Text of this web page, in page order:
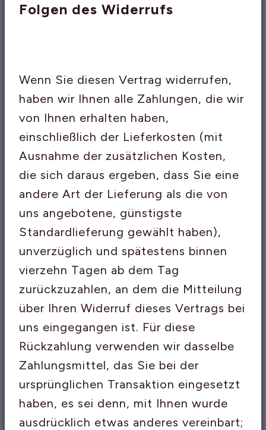
Folgen des Widerrufs
Wenn Sie diesen Vertrag widerrufen,
haben wir Ihnen alle Zahlungen, die wir
von Ihnen erhalten haben,
einschließlich der Lieferkosten (mit
Ausnahme der zusätzlichen Kosten,
die sich daraus ergeben, dass Sie eine
andere Art der Lieferung als die von
uns angebotene, günstigste
Standardlieferung gewählt haben),
unverzüglich und spätestens binnen
vierzehn Tagen ab dem Tag
zurückzuzahlen, an dem die Mitteilung
über Ihren Widerruf dieses Vertrags bei
uns eingegangen ist. Für diese
Rückzahlung verwenden wir dasselbe
Zahlungsmittel, das Sie bei der
ursprünglichen Transaktion eingesetzt
haben, es sei denn, mit Ihnen wurde
ausdrücklich etwas anderes vereinbart;